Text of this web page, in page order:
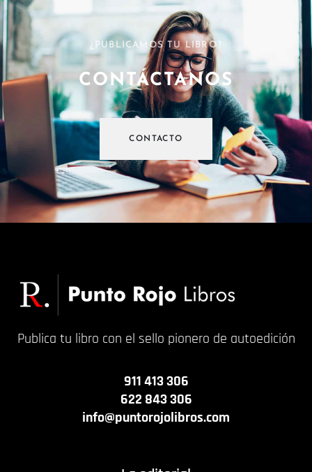
¿PUBLICAMOS TU LIBRO?
CONTÁCTANOS
CONTACTO
Publica tu libro con el sello pionero de autoedición
911 413 306
622 843 306
info@puntorojolibros.com